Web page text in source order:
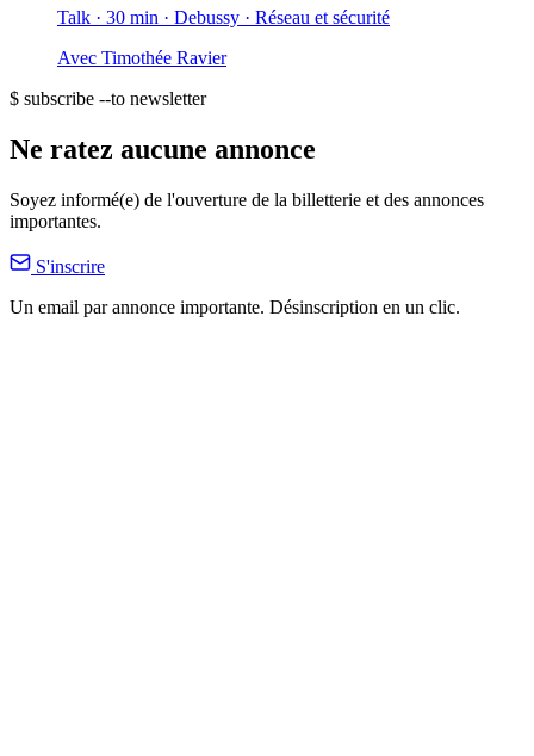
Talk · 30 min · Debussy · Réseau et sécurité
Avec Timothée Ravier
$ subscribe --to newsletter
Ne ratez aucune annonce
Soyez informé(e) de l'ouverture de la billetterie et des annonces
importantes.
S'inscrire
Un email par annonce importante. Désinscription en un clic.